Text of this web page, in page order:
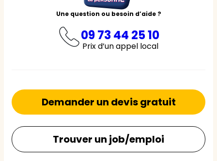
Une question ou besoin d’aide ?
09 73 44 25 10
Prix d’un appel local
Demander un devis gratuit
Trouver un job/emploi